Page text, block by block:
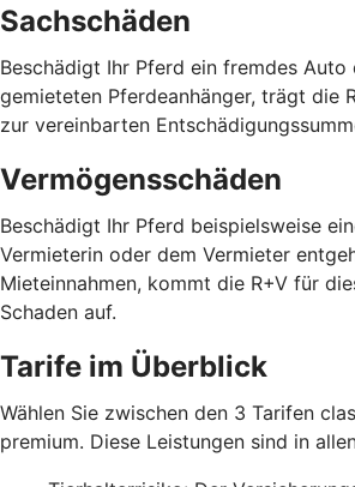
Sachschäden
Beschädigt Ihr Pferd ein fremdes Auto
gemieteten Pferdeanhänger, trägt die
zur vereinbarten
Vermögensschäden
Beschädigt Ihr Pferd beispielsweise
Vermieterin oder dem Vermieter
Mieteinnahmen, kommt die R+V für
Schaden auf.
Tarife im Überblick
Wählen Sie zwischen den 3 Tarifen
premium. Diese Leistungen sind in